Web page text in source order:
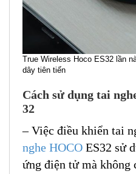
True Wireless Hoco ES32 lần
dây tiên tiến
Cách sử dụng tai
32
– Việc điều khiển tai
nghe HOCO ES32 sử
ứng điện tử mà không